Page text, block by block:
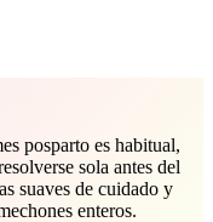
posparto es habitual,
sola antes del
suaves de cuidado y
enteros.